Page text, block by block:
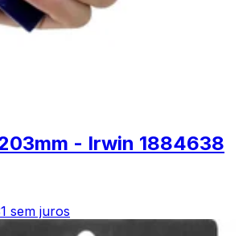
- Irwin 1884638
sem juros